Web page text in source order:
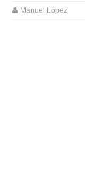
Manuel López